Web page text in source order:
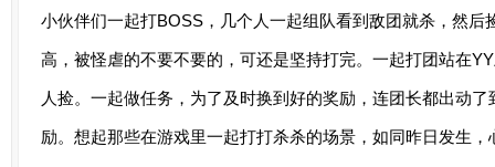
小伙伴们一起打BOSS，几个人一起组队看到敌团就杀，然
高，被怪虐的不要不要的，可还是坚持打完。一起打团站在
人捡。一起做任务，为了及时换到好的奖励，连团长都出动
励。想起那些在游戏里一起打打杀杀的场景，如同昨日发生